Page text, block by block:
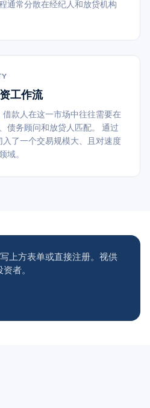
通常分散在经纪人和放贷机构
工作流
款人在这一市场中往往需要在
债务顾问和放贷人匹配。 通过
了一个交易规模大、且对速度
域。
上方表单或直接注册。视供
者。